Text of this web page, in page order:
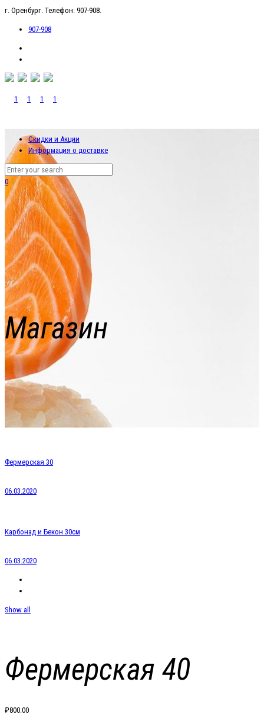
г. Оренбург. Телефон: 907-908.
907-908
Скидки и Акции
Информация о доставке
0
Магазин
Фермерская 30
06.03.2020
Карбонад и Бекон 30см
06.03.2020
Show all
Фермерская 40
₽800.00